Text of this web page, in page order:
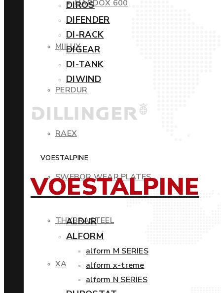
HARDOX 600
MIILUX
PERDUR
RAEX
SWEBOR WEAR PLATES
THYBRASTEEL
XAR
DIROS
DIFENDER
DI-RACK
DIGEAR
DI-TANK
DIWIND
VOESTALPINE
VOESTALPINE
ALDUR
ALFORM
alform M SERIES
alform x-treme
alform N SERIES